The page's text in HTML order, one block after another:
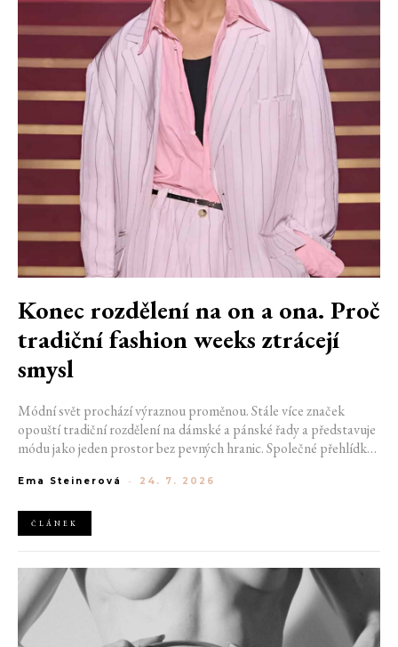
Konec rozdělení na on a ona. Proč
tradiční fashion weeks ztrácejí
smysl
Módní svět prochází výraznou proměnou. Stále více značek
opouští tradiční rozdělení na dámské a pánské řady a představuje
módu jako jeden prostor bez pevných hranic. Společné přehlídky,
klasické týdny módy mohou brzy vypadat úplně jinak.
Ema Steinerová - 24. 7. 2026
ČLÁNEK